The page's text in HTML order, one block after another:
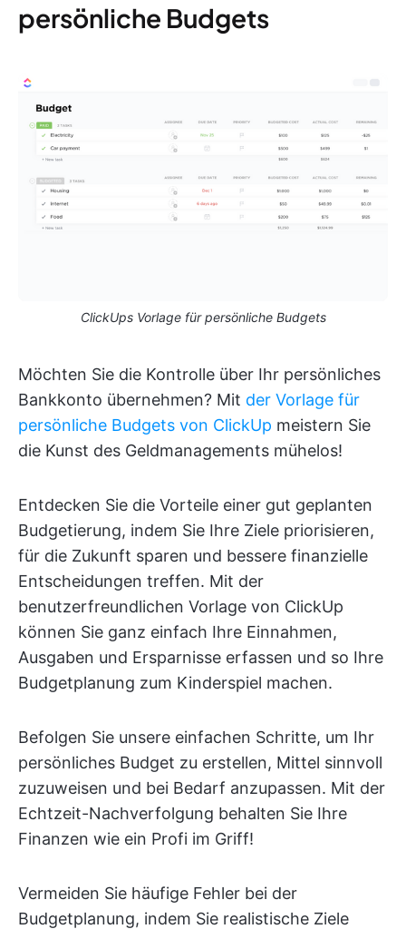
persönliche Budgets
ClickUps Vorlage für persönliche Budgets
Möchten Sie die Kontrolle über Ihr persönliches
Bankkonto übernehmen? Mit der Vorlage für
persönliche Budgets von ClickUp meistern Sie
die Kunst des Geldmanagements mühelos!
Entdecken Sie die Vorteile einer gut geplanten
Budgetierung, indem Sie Ihre Ziele priorisieren,
für die Zukunft sparen und bessere finanzielle
Entscheidungen treffen. Mit der
benutzerfreundlichen Vorlage von ClickUp
können Sie ganz einfach Ihre Einnahmen,
Ausgaben und Ersparnisse erfassen und so Ihre
Budgetplanung zum Kinderspiel machen.
Befolgen Sie unsere einfachen Schritte, um Ihr
persönliches Budget zu erstellen, Mittel sinnvoll
zuzuweisen und bei Bedarf anzupassen. Mit der
Echtzeit-Nachverfolgung behalten Sie Ihre
Finanzen wie ein Profi im Griff!
Vermeiden Sie häufige Fehler bei der
Budgetplanung, indem Sie realistische Ziele